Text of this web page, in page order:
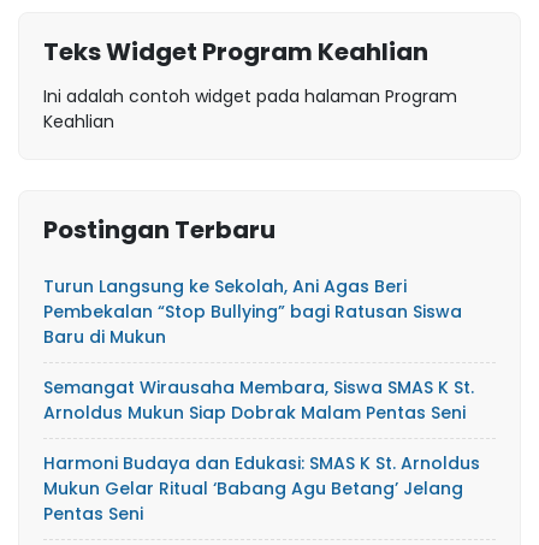
Teks Widget Program Keahlian
Ini adalah contoh widget pada halaman Program
Keahlian
Postingan Terbaru
Turun Langsung ke Sekolah, Ani Agas Beri
Pembekalan “Stop Bullying” bagi Ratusan Siswa
Baru di Mukun
Semangat Wirausaha Membara, Siswa SMAS K St.
Arnoldus Mukun Siap Dobrak Malam Pentas Seni
Harmoni Budaya dan Edukasi: SMAS K St. Arnoldus
Mukun Gelar Ritual ‘Babang Agu Betang’ Jelang
Pentas Seni